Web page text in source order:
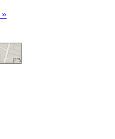
כל אנשי המקצוע »